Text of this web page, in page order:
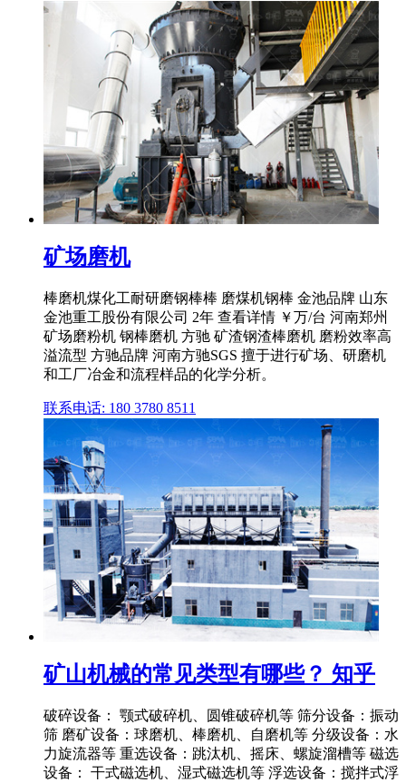
矿场磨机
棒磨机煤化工耐研磨钢棒棒 磨煤机钢棒 金池品牌 山东
金池重工股份有限公司 2年 查看详情 ￥万/台 河南郑州
矿场磨粉机 钢棒磨机 方驰 矿渣钢渣棒磨机 磨粉效率高
溢流型 方驰品牌 河南方驰SGS 擅于进行矿场、研磨机
和工厂冶金和流程样品的化学分析。
联系电话: 180 3780 8511
矿山机械的常见类型有哪些？ 知乎
破碎设备： 颚式破碎机、圆锥破碎机等 筛分设备：振动
筛 磨矿设备：球磨机、棒磨机、自磨机等 分级设备：水
力旋流器等 重选设备：跳汰机、摇床、螺旋溜槽等 磁选
设备： 干式磁选机、湿式磁选机等 浮选设备：搅拌式浮